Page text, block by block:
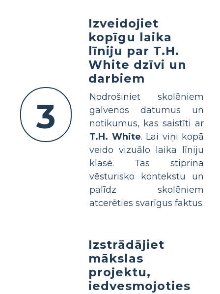
3
Izveidojiet
kopīgu laika
līniju par T.H.
White dzīvi un
darbiem
Nodrošiniet skolēniem
galvenos datumus un
notikumus, kas saistīti ar
T.H. White. Lai viņi kopā
veido vizuālo laika līniju
klasē. Tas stiprina
vēsturisko kontekstu un
palīdz skolēniem
atcerēties svarīgus faktus.
Izstrādājiet
mākslas
projektu,
iedvesmojoties